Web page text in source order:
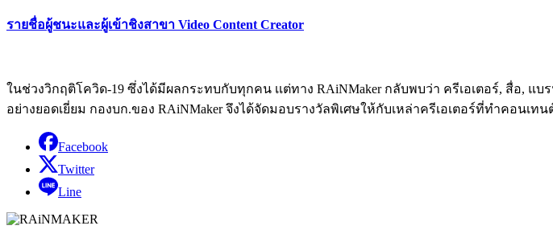
รายชื่อผู้ชนะและผู้เข้าชิงสาขา Video Content Creator
ในช่วงวิกฤติโควิด-19 ซึ่งได้มีผลกระทบกับทุกคน เเต่ทาง RAiNMaker กลับพบว่า ครีเอเตอร์, สื่อ,
อย่างยอดเยี่ยม กองบก.ของ RAiNMaker จึงได้จัดมอบรางวัลพิเศษให้กับเหล่าครีเอเตอร์ที่ทำคอน
Facebook
Twitter
Line